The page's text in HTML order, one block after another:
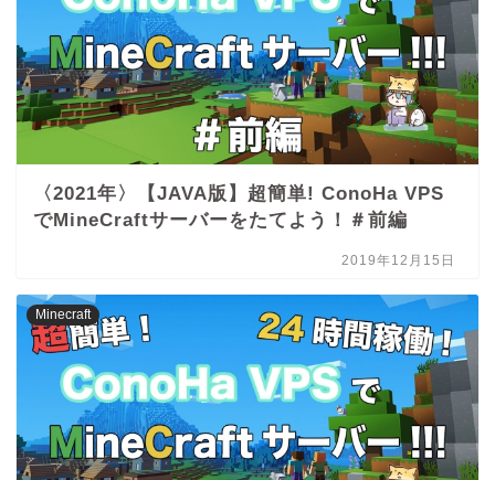
〈2021年〉【JAVA版】超簡単! ConoHa VPS
でMineCraftサーバーをたてよう！＃前編
2019年12月15日
Minecraft